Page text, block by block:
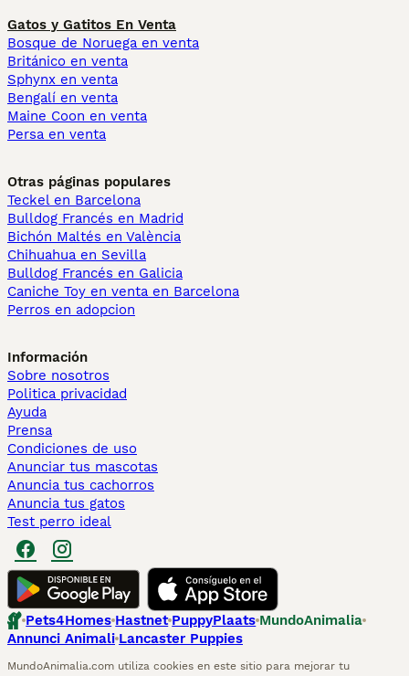
Gatos y Gatitos En Venta
Bosque de Noruega en venta
Británico en venta
Sphynx en venta
Bengalí en venta
Maine Coon en venta
Persa en venta
Otras páginas populares
Teckel en Barcelona
Bulldog Francés en Madrid
Bichón Maltés en València
Chihuahua en Sevilla
Bulldog Francés en Galicia
Caniche Toy en venta en Barcelona
Perros en adopcion
Información
Sobre nosotros
Politica privacidad
Ayuda
Prensa
Condiciones de uso
Anunciar tus mascotas
Anuncia tus cachorros
Anuncia tus gatos
Test perro ideal
Pets4Homes Hastnet PuppyPlaats MundoAnimalia
Annunci Animali Lancaster Puppies
MundoAnimalia.com utiliza cookies en este sitio para mejorar tu